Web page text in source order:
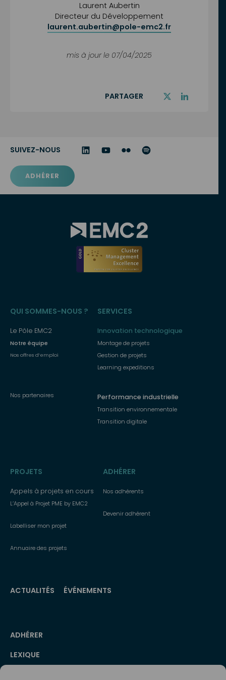
Laurent Aubertin
Directeur du Développement
laurent.aubertin@pole-emc2.fr
mis à jour le 07/04/2025
PARTAGER
SUIVEZ-NOUS
ADHÉRER
principal
QUI SOMMES-NOUS ?
Le Pôle EMC2
Notre équipe
Nos offres d’emploi
Nos partenaires
SERVICES
Innovation technologique
Montage de projets
Gestion de projets
Learning expeditions
Performance industrielle
Transition environnementale
Transition digitale
PROJETS
Appels à projets en cours
L’Appel à Projet PME by EMC2
Labelliser mon projet
Annuaire des projets
ADHÉRER
Nos adhérents
Devenir adhérent
ACTUALITÉS ÉVÉNEMENTS
Menu
secondaire
ADHÉRER
LEXIQUE